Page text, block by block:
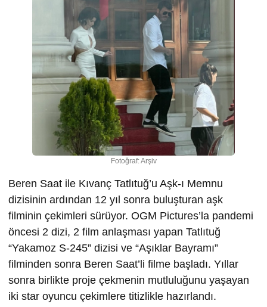
Fotoğraf: Arşiv
Beren Saat ile Kıvanç Tatlıtuğ’u Aşk-ı Memnu
dizisinin ardından 12 yıl sonra buluşturan aşk
filminin çekimleri sürüyor. OGM Pictures’la pandemi
öncesi 2 dizi, 2 film anlaşması yapan Tatlıtuğ
“Yakamoz S-245” dizisi ve “Aşıklar Bayramı”
filminden sonra Beren Saat’li filme başladı. Yıllar
sonra birlikte proje çekmenin mutluluğunu yaşayan
iki star oyuncu çekimlere titizlikle hazırlandı.